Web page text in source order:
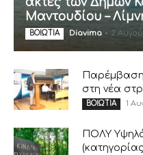
Μαντουδίου –
ΒΟΙΩΤΙΑ Diavima - 2
Παρέμβαση
στη νέα
ΒΟΙΩΤΙΑ 1
ΠΟΛΥ